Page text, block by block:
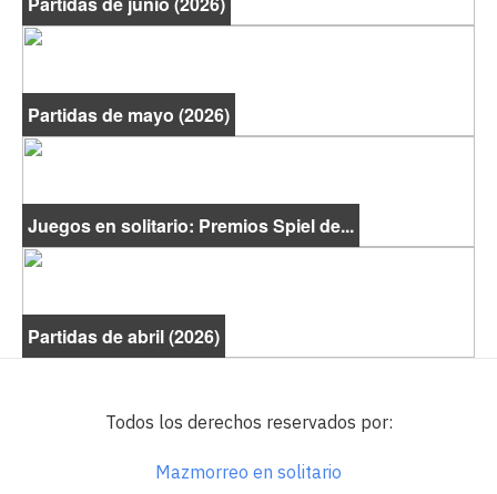
Partidas de mayo (2026)
Juegos en solitario: Premios Spiel de...
Partidas de abril (2026)
Todos los derechos reservados por:
Mazmorreo en solitario